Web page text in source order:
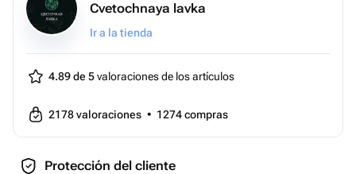
Cvetochnaya lavka
Ir a la tienda
4.89 de 5valoraciones de los artículos
2178valoraciones • 1274compras
Protección del cliente